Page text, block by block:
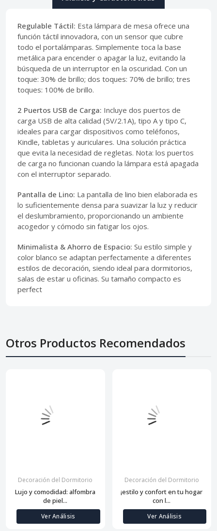
Regulable Táctil: Esta lámpara de mesa ofrece una
función táctil innovadora, con un sensor que cubre
todo el portalámparas. Simplemente toca la base
metálica para encender o apagar la luz, evitando la
búsqueda de un interruptor en la oscuridad. Con un
toque: 30% de brillo; dos toques: 70% de brillo; tres
toques: 100% de brillo.
2 Puertos USB de Carga: Incluye dos puertos de
carga USB de alta calidad (5V/2.1A), tipo A y tipo C,
ideales para cargar dispositivos como teléfonos,
Kindle, tabletas y auriculares. Una solución práctica
que evita la necesidad de regletas. Nota: los puertos
de carga no funcionan cuando la lámpara está apagada
con el interruptor separado.
Pantalla de Lino: La pantalla de lino bien elaborada es
lo suficientemente densa para suavizar la luz y reducir
el deslumbramiento, proporcionando un ambiente
acogedor y cómodo sin fatigar los ojos.
Minimalista & Ahorro de Espacio: Su estilo simple y
color blanco se adaptan perfectamente a diferentes
estilos de decoración, siendo ideal para dormitorios,
salas de estar u oficinas. Su tamaño compacto es
perfect
Otros Productos Recomendados
Decoración del Dormitorio
Lujo y comodidad: alfombra
de piel...
Ver Análisis
Decoración del Dormitorio
¡estilo y confort en tu hogar
con l...
Ver Análisis